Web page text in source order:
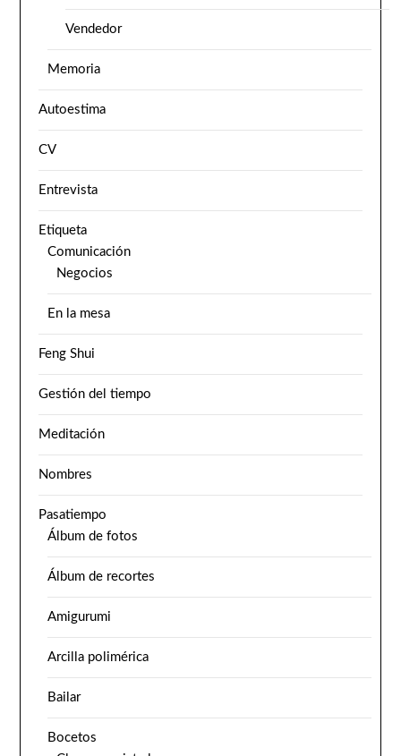
Vendedor
Memoria
Autoestima
CV
Entrevista
Etiqueta
Comunicación
Negocios
En la mesa
Feng Shui
Gestión del tiempo
Meditación
Nombres
Pasatiempo
Álbum de fotos
Álbum de recortes
Amigurumi
Arcilla polimérica
Bailar
Bocetos